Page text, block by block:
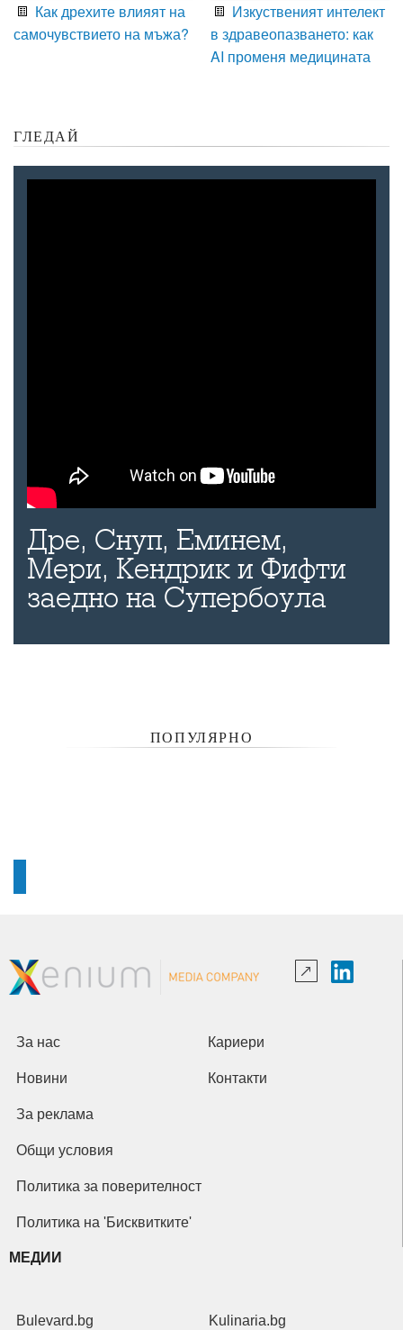
Как дрехите влияят на
самочувствието на мъжа?
Изкуственият интелект
в здравеопазването: как
AI променя медицината
ГЛЕДАЙ
Дре, Снуп, Еминем,
Мери, Кендрик и Фифти
заедно на Супербоула
ПОПУЛЯРНО
За нас Кариери
Новини Контакти
За реклама
Общи условия
Политика за поверителност
Политика на 'Бисквитките'
МЕДИИ
Bulevard.bg Kulinaria.bg